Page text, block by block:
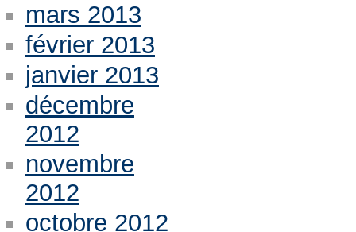
mars 2013
février 2013
janvier 2013
décembre
2012
novembre
2012
octobre 2012